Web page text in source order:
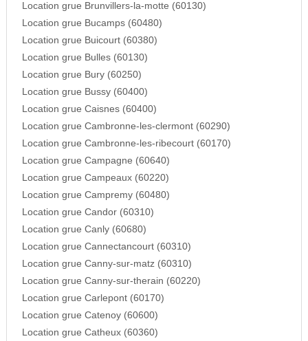
Location grue Brunvillers-la-motte (60130)
Location grue Bucamps (60480)
Location grue Buicourt (60380)
Location grue Bulles (60130)
Location grue Bury (60250)
Location grue Bussy (60400)
Location grue Caisnes (60400)
Location grue Cambronne-les-clermont (60290)
Location grue Cambronne-les-ribecourt (60170)
Location grue Campagne (60640)
Location grue Campeaux (60220)
Location grue Campremy (60480)
Location grue Candor (60310)
Location grue Canly (60680)
Location grue Cannectancourt (60310)
Location grue Canny-sur-matz (60310)
Location grue Canny-sur-therain (60220)
Location grue Carlepont (60170)
Location grue Catenoy (60600)
Location grue Catheux (60360)